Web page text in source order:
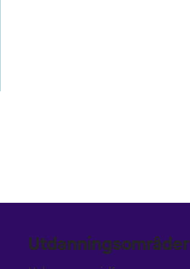
Utdanningsområder